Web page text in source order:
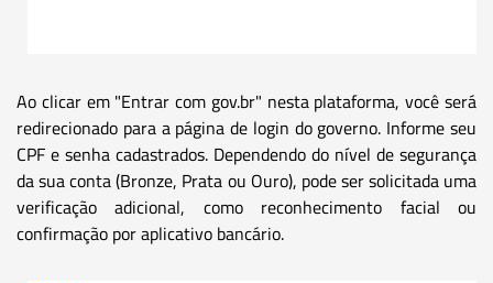
Ao clicar em "Entrar com gov.br" nesta plataforma, você será
redirecionado para a página de login do governo. Informe seu
CPF e senha cadastrados. Dependendo do nível de segurança
da sua conta (Bronze, Prata ou Ouro), pode ser solicitada uma
verificação adicional, como reconhecimento facial ou
confirmação por aplicativo bancário.